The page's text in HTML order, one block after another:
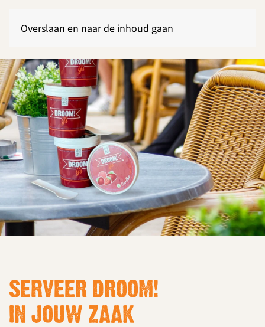
Overslaan en naar de inhoud gaan
SERVEER DROOM!
IN JOUW ZAAK